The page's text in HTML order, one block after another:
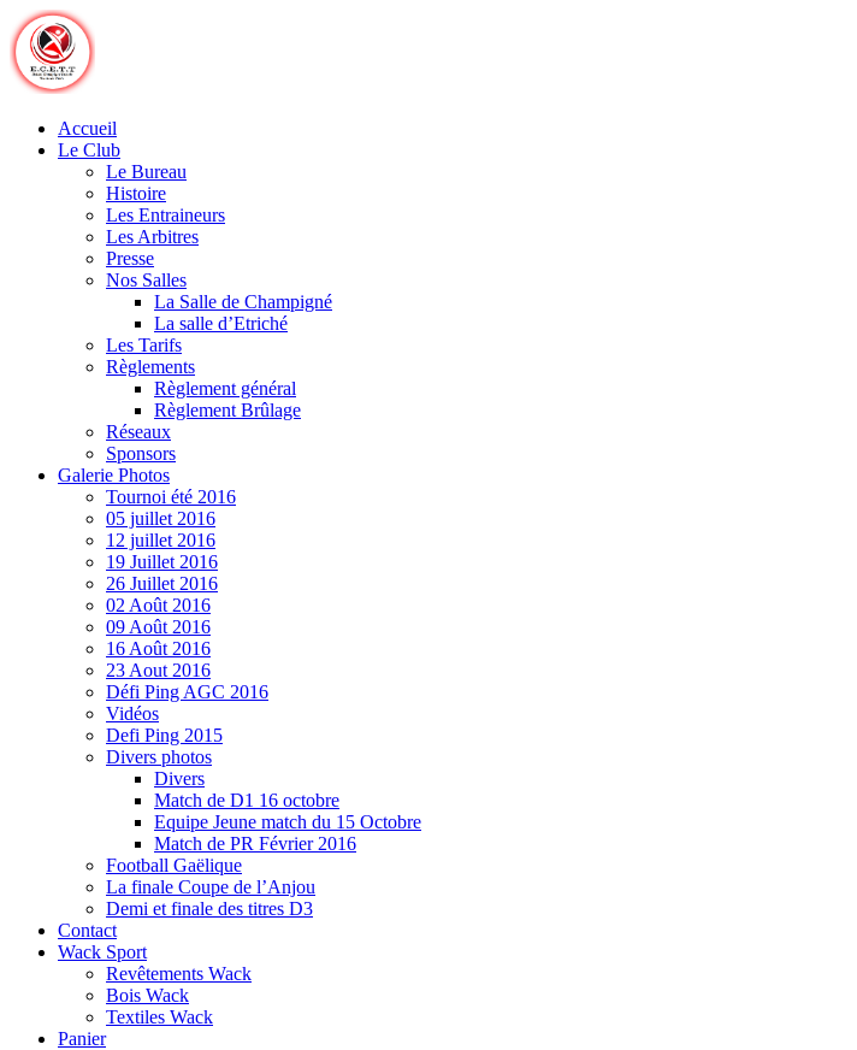
Skip
to
content
Accueil
Le Club
Le Bureau
Histoire
Les Entraineurs
Les Arbitres
Presse
Nos Salles
La Salle de Champigné
La salle d’Etriché
Les Tarifs
Règlements
Règlement général
Règlement Brûlage
Réseaux
Sponsors
Galerie Photos
Tournoi été 2016
05 juillet 2016
12 juillet 2016
19 Juillet 2016
26 Juillet 2016
02 Août 2016
09 Août 2016
16 Août 2016
23 Aout 2016
Défi Ping AGC 2016
Vidéos
Defi Ping 2015
Divers photos
Divers
Match de D1 16 octobre
Equipe Jeune match du 15 Octobre
Match de PR Février 2016
Football Gaëlique
La finale Coupe de l’Anjou
Demi et finale des titres D3
Contact
Wack Sport
Revêtements Wack
Bois Wack
Textiles Wack
Panier